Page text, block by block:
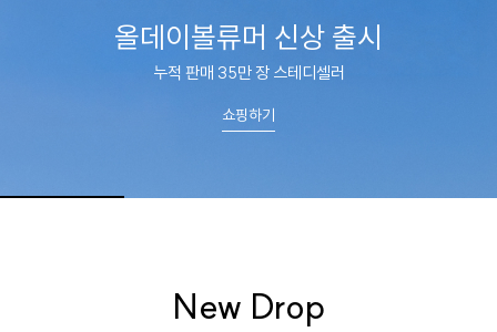
올데이볼류머 신상 출시
누적 판매 35만 장 스테디셀러
쇼핑하기
New Drop